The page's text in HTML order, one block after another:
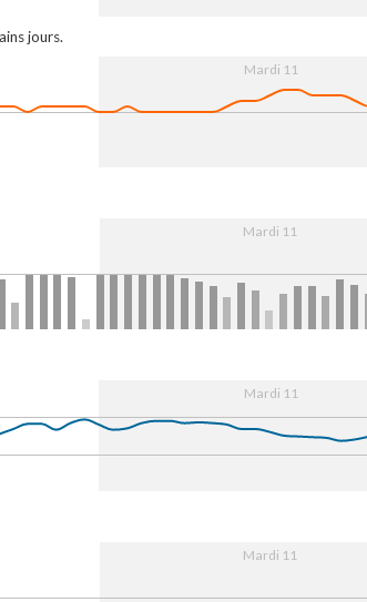
jours.
Mardi 11
Mardi 11
Mardi 11
Mardi 11